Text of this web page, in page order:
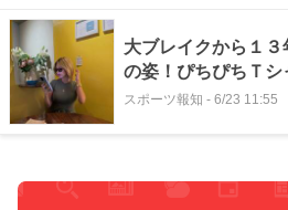
大ブレイクから１
の姿！ぴちぴちＴ
愛い」昨年に５年ぶ
スポーツ報知 - 6/23 11:55